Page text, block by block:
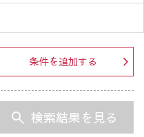
条件を追加する
検索結果を見る